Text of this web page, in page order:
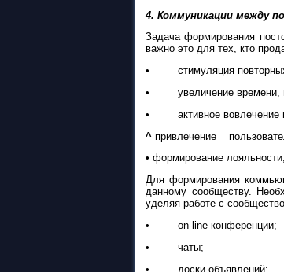
4. Коммуникации между
Задача формирования
важно это для тех, кто
• стимуляция повторных
• увеличение времени,
• активное вовлечение
^ привлечение
• формирование
Для формирования
данному сообществу.
уделяя работе с
• on-line конференции;
• чаты;
• доски объявлений;